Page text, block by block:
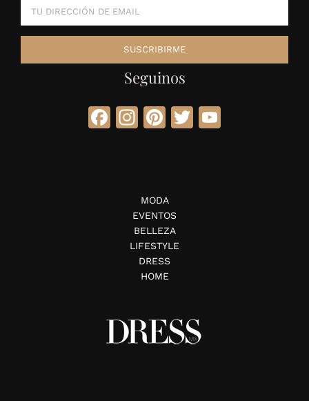
Seguinos
Facebook
Instagram
Pinterest
Twitter
MODA
EVENTOS
BELLEZA
LIFESTYLE
DRESS
HOME